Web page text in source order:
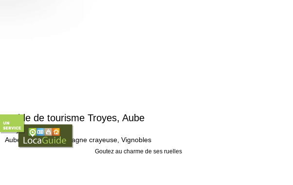
Troyes, 10000
Guide de tourisme Troyes, Aube
Aube (10), La Champagne crayeuse, Vignobles
Goutez au charme de ses ruelles